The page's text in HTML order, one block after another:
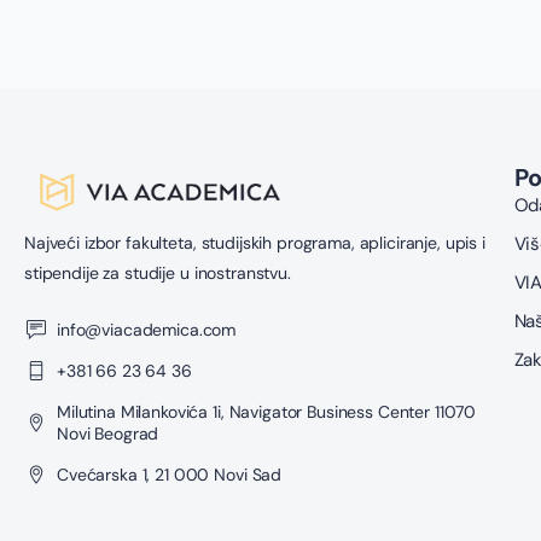
Najveći izbor fakulteta, studijskih programa, apliciranje, upis i
stipendije za studije u inostranstvu.
info@viacademica.com
+381 66 23 64 36
Milutina Milankovića 1i, Navigator Business Center 11070
Novi Beograd
Cvećarska 1, 21 000 Novi Sad